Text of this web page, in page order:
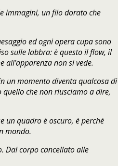
immagini, un filo dorato che
ed ogni opera cupa sono
sulle labbra: è questo il flow, il
non si vede.
un momento diventa qualcosa di
che non riusciamo a dire,
un quadro è oscuro, è perché
mondo.
Dal corpo cancellato alle